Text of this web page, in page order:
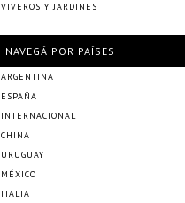
VIVEROS Y JARDINES
NAVEGÁ POR PAÍSES
ARGENTINA
ESPAÑA
INTERNACIONAL
CHINA
URUGUAY
MÉXICO
ITALIA